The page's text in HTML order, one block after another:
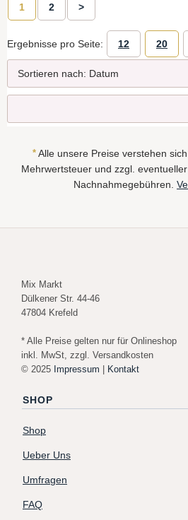
1 2 >
Ergebnisse pro Seite: 12 20
* Alle unsere Preise verstehen
Mehrwertsteuer und zzgl. eventueller
Nachnahmegebühren.
Mix Markt
Dülkener Str. 44-46
47804 Krefeld
* Alle Preise gelten nur für Onlineshop
inkl. MwSt, zzgl. Versandkosten
© 2025 Impressum | Kontakt
SHOP
Shop
Ueber Uns
Umfragen
FAQ